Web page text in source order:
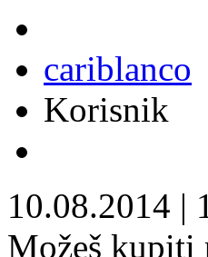
cariblanco
Korisnik
10.08.2014 |
Možeš kupiti